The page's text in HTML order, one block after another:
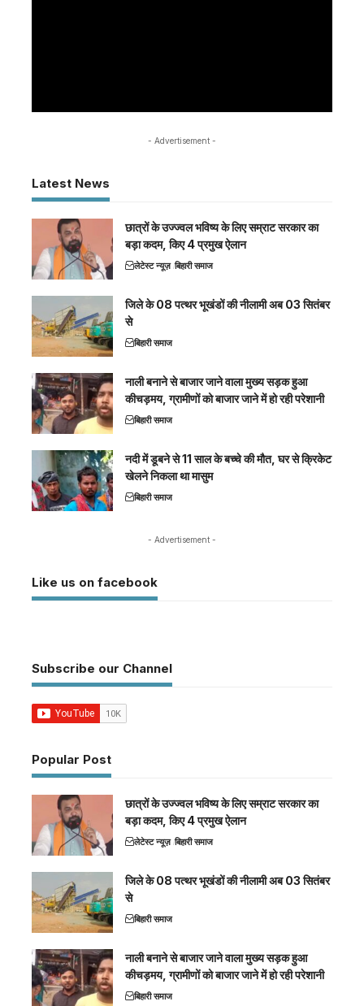
- Advertisement -
Latest News
छात्रों के उज्ज्वल भविष्य के लिए सम्राट सरकार का
बड़ा कदम, किए 4 प्रमुख ऐलान
लेटेस्ट न्यूज़ बिहारी समाज
जिले के 08 पत्थर भूखंडों की नीलामी अब 03 सितंबर
से
बिहारी समाज
नाली बनाने से बाजार जाने वाला मुख्य सड़क हुआ
कीचड़मय, ग्रामीणों को बाजार जाने में हो रही परेशानी
बिहारी समाज
नदी में डूबने से 11 साल के बच्चे की मौत, घर से क्रिकेट
खेलने निकला था मासुम
बिहारी समाज
- Advertisement -
Like us on facebook
Subscribe our Channel
Popular Post
छात्रों के उज्ज्वल भविष्य के लिए सम्राट सरकार का
बड़ा कदम, किए 4 प्रमुख ऐलान
लेटेस्ट न्यूज़ बिहारी समाज
जिले के 08 पत्थर भूखंडों की नीलामी अब 03 सितंबर
से
बिहारी समाज
नाली बनाने से बाजार जाने वाला मुख्य सड़क हुआ
कीचड़मय, ग्रामीणों को बाजार जाने में हो रही परेशानी
बिहारी समाज